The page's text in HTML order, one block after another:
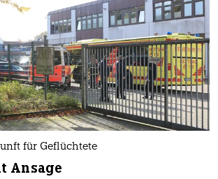
für Geflüchtete
Ansage